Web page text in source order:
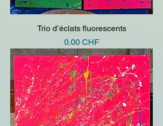
Trio d’éclats fluorescents
Prix
0.00 CHF